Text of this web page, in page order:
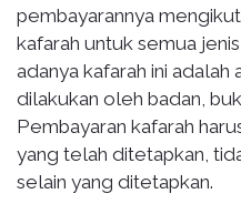
pembayarannya
kafarah untuk semua
adanya kafarah ini
dilakukan oleh badan,
Pembayaran kafarah
yang telah ditetapkan,
selain yang ditetapkan.